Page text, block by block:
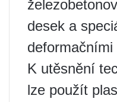
desek a
K utěsnění
lze použít